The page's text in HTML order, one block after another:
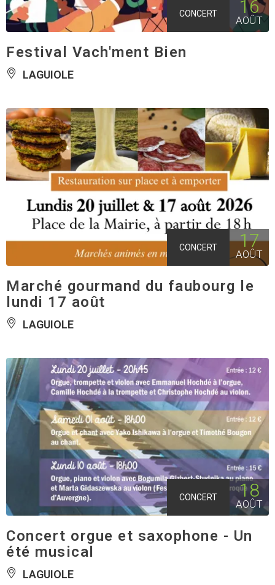
CONCERT 16
AOÛT
Festival Vach'ment Bien
LAGUIOLE
CONCERT 17
AOÛT
Marché gourmand du faubourg le
lundi 17 août
LAGUIOLE
CONCERT 18
AOÛT
Concert orgue et saxophone - Un
été musical
LAGUIOLE